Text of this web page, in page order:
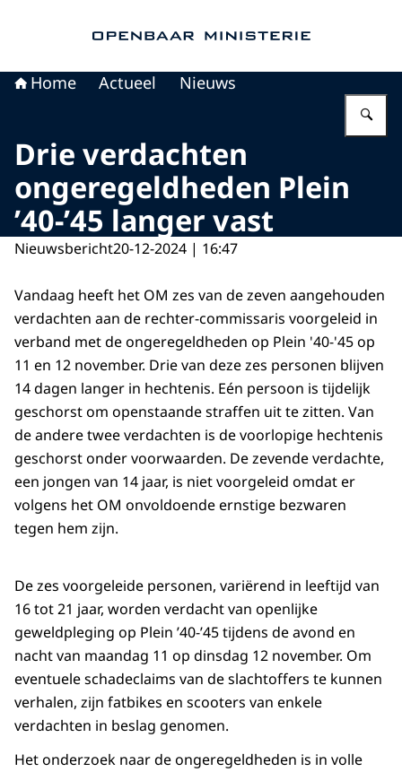
Home Actueel Nieuws
Drie verdachten
ongeregeldheden Plein
’40-’45 langer vast
Nieuwsbericht20-12-2024 | 16:47
Vandaag heeft het OM zes van de zeven aangehouden
verdachten aan de rechter-commissaris voorgeleid in
verband met de ongeregeldheden op Plein '40-'45 op
11 en 12 november. Drie van deze zes personen blijven
14 dagen langer in hechtenis. Eén persoon is tijdelijk
geschorst om openstaande straffen uit te zitten. Van
de andere twee verdachten is de voorlopige hechtenis
geschorst onder voorwaarden. De zevende verdachte,
een jongen van 14 jaar, is niet voorgeleid omdat er
volgens het OM onvoldoende ernstige bezwaren
tegen hem zijn.
De zes voorgeleide personen, variërend in leeftijd van
16 tot 21 jaar, worden verdacht van openlijke
geweldpleging op Plein ’40-’45 tijdens de avond en
nacht van maandag 11 op dinsdag 12 november. Om
eventuele schadeclaims van de slachtoffers te kunnen
verhalen, zijn fatbikes en scooters van enkele
verdachten in beslag genomen.
Het onderzoek naar de ongeregeldheden is in volle